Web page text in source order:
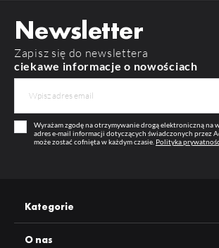
Newsletter
Zapisz się do newslettera
ciekawe informacje o nowościach
Wyrażam zgodę na otrzymywanie drogą elektroniczną na
adres e-mail informacji dotyczących świadczonych przez
może zostać cofnięta w każdym czasie. Polityka
Kategorie
O nas